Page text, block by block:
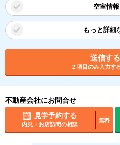
空室情
もっと詳細
送信する
2 項目のみ入力す
不動産会社にお問合せ
見学予約する
内見・お店訪問の相談
無料